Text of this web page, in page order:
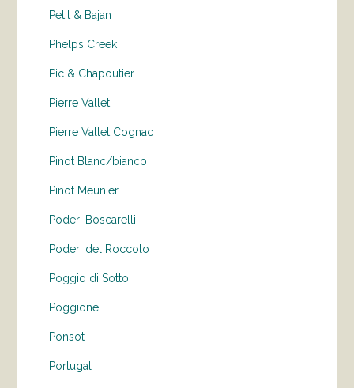
Petit & Bajan
Phelps Creek
Pic & Chapoutier
Pierre Vallet
Pierre Vallet Cognac
Pinot Blanc/bianco
Pinot Meunier
Poderi Boscarelli
Poderi del Roccolo
Poggio di Sotto
Poggione
Ponsot
Portugal